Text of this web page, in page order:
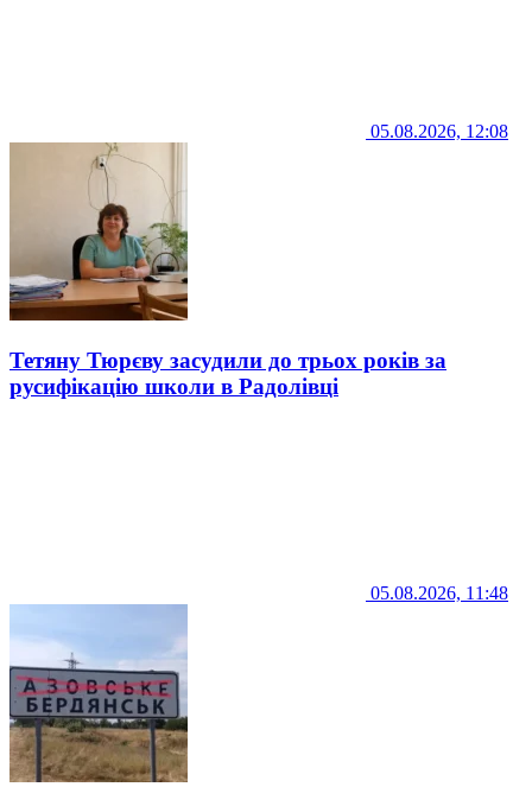
05.08.2026, 12:08
Тетяну Тюрєву засудили до трьох років за
русифікацію школи в Радолівці
05.08.2026, 11:48